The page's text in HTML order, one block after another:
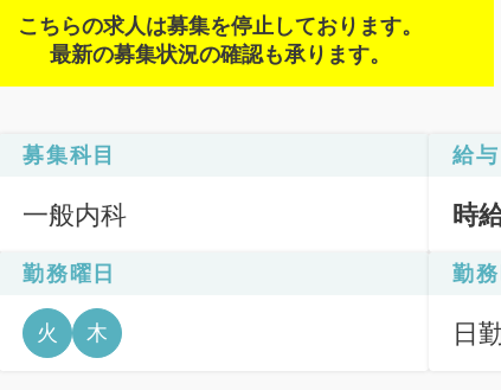
こちらの求人は募集を停止しております。
最新の募集状況の確認も承ります。
募集科目
一般内科
給与
時
勤務曜日
火 木
勤
日